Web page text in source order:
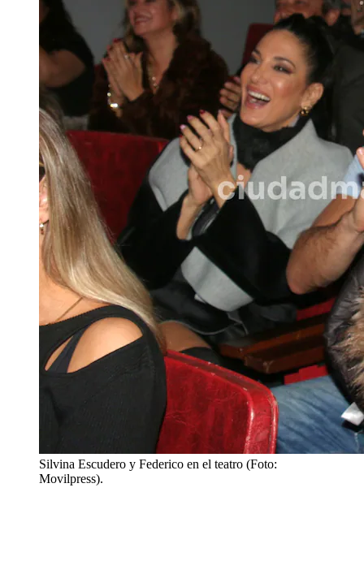
Silvina Escudero y Federico en el teatro (Foto:
Movilpress).